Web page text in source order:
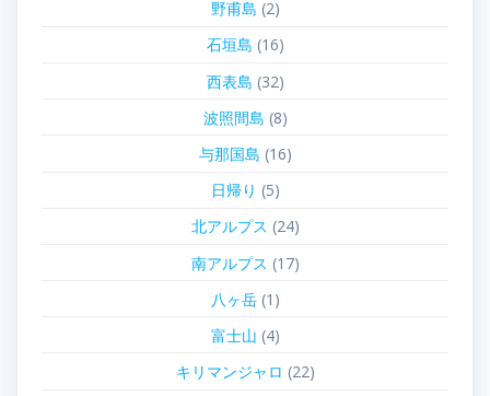
野甫島 (2)
石垣島 (16)
西表島 (32)
波照間島 (8)
与那国島 (16)
日帰り (5)
北アルプス (24)
南アルプス (17)
八ヶ岳(1)
富士山 (4)
キリマンジャロ (22)